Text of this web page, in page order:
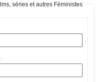
séries et autres Féministes